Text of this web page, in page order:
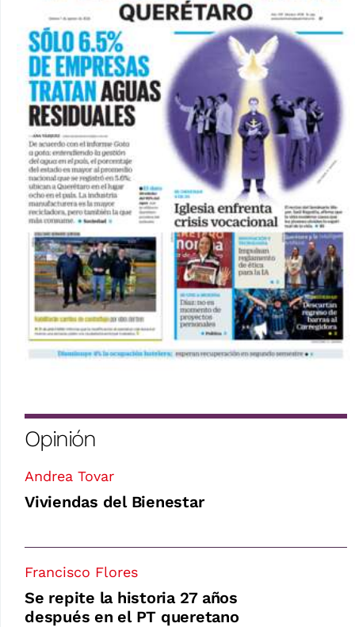
Opinión
Andrea Tovar
Viviendas del Bienestar
Francisco Flores
Se repite la historia 27 años
después en el PT queretano